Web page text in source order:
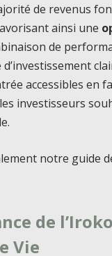
de revenus
ainsi une
de
accessibles en
investisseurs
notre guide
de
Vie